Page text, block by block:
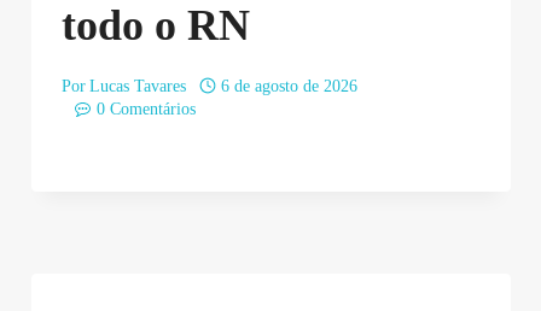
todo o RN
Por Lucas Tavares
6 de agosto de 2026
0 Comentários